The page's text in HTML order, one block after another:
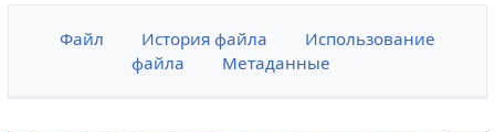
Файл История файла
Использование
файла
Метаданные